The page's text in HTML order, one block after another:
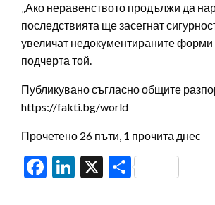
„Ако неравенството продължи да
последствията ще засегнат
увеличат недокументираните форми
подчерта той.
Публикувано съгласно общите
https://fakti.bg/world
Прочетено 26 пъти, 1 прочита днес
Facebook
LinkedIn
X Share